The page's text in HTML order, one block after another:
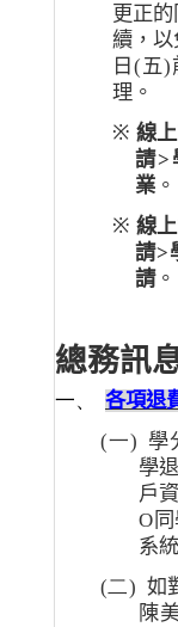
更正
續，以
日 (五)
理。
※ 線
請>
業。
※ 線上
請>
請。
總務訊
一、
各項退
(一) 學
學
戶
O
系
(二) 如
陳